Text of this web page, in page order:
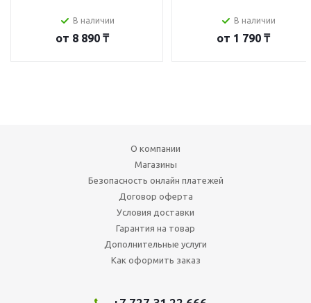
В наличии
от 8 890 ₸
В наличии
от 1 790 ₸
О компании
Магазины
Безопасность онлайн платежей
Договор оферта
Условия доставки
Гарантия на товар
Дополнительные услуги
Как оформить заказ